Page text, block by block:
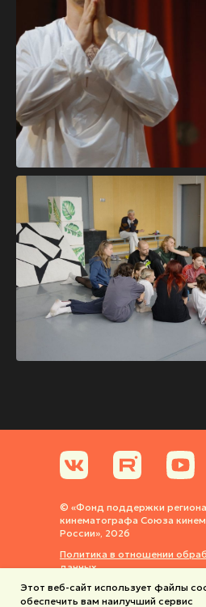
© «Фонд поддержки
кинематографа Союза
России», 2026
Политика в отношении
данных
Политика использования
Этот веб-сайт использует файлы
обеспечить вам наилучший сервис